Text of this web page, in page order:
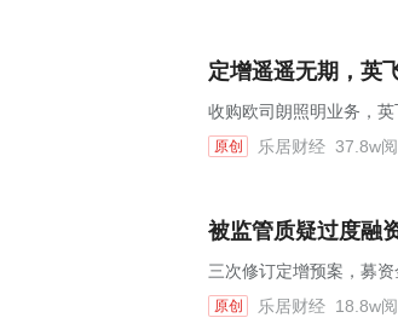
定增遥遥无期，英
收购欧司朗照明业务，英
原创 乐居财经 37.8w
被监管质疑过度融
三次修订定增预案，募
原创 乐居财经 18.8w